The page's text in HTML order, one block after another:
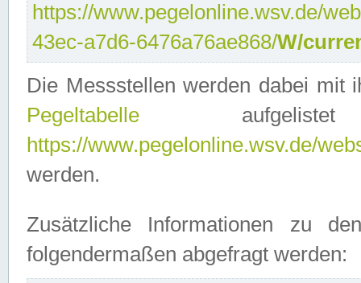
https://www.pegelonline.wsv.de/
43ec-a7d6-6476a76ae868/W/
Die Messstellen werden dabei mit
Pegeltabelle
https://www.pegelonline.wsv.de/
werden.
Zusätzliche Informationen zu
folgendermaßen abgefragt werden: